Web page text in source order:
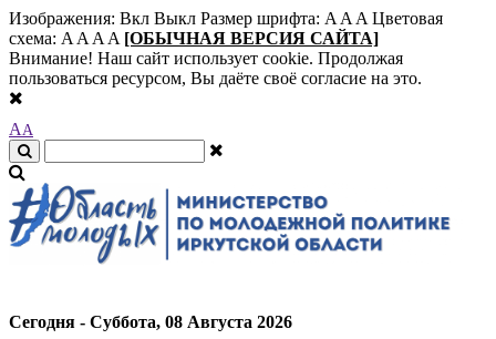
Изображения: Вкл Выкл Размер шрифта: A A A Цветовая
схема: A A A A [ОБЫЧНАЯ ВЕРСИЯ САЙТА]
Внимание! Наш сайт использует cookie. Продолжая
пользоваться ресурсом, Вы даёте своё согласие на это.
AA
Сегодня - Суббота, 08 Августа 2026